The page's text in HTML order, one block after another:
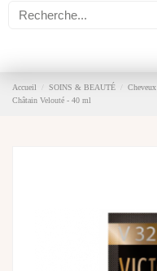
Accueil SOINS & BEAUTÉ Cheveux
Châtain Velouté - 40 ml